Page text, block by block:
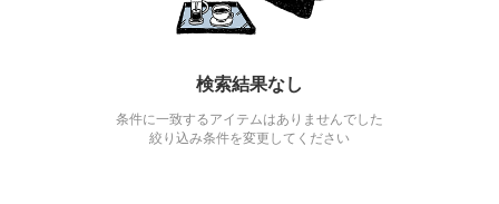
検索結果なし
条件に一致するアイテムはありませんでした
絞り込み条件を変更してください